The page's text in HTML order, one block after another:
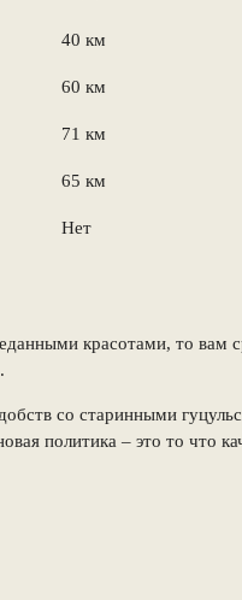
40 км
60 км
71 км
65 км
Нет
красотами, то вам
со старинными
политика – это то что